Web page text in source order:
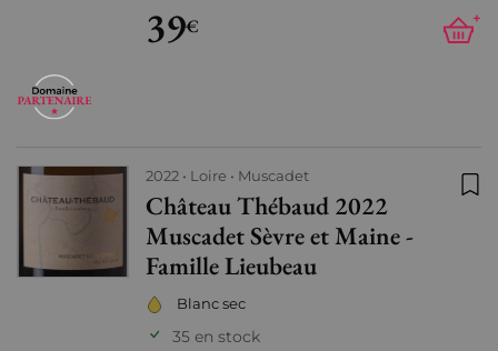
39€ +
2022 Loire Muscadet
Château Thébaud 2022
Muscadet Sèvre et Maine -
Famille Lieubeau
Blanc sec
35 en stock